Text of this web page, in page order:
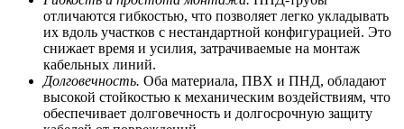
отличаются гибкостью, что позволяет легко укладывать
их вдоль участков с нестандартной конфигурацией. Это
снижает время и усилия, затрачиваемые на монтаж
кабельных линий.
Долговечность. Оба материала, ПВХ и ПНД, обладают
высокой стойкостью к механическим воздействиям, что
обеспечивает долговечность и долгосрочную защиту